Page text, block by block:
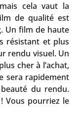
cela vaut la
de qualité est
Un film de haute
résistant et plus
rendu visuel. Un
cher à l’achat,
sera rapidement
du rendu.
Vous pourriez le